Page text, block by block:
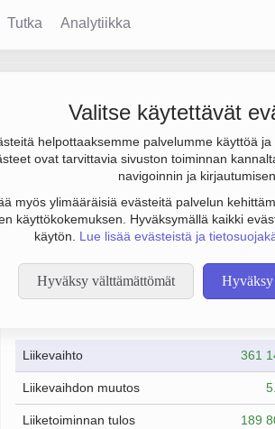
Tutka Analytiikka
Valitse käytettävät
helpottaaksemme palvelumme käyttöä
ovat tarvittavia sivuston toiminnan
navigoinnin ja kirjautumisen.
myös ylimääräisiä evästeitä palvelun
käyttökokemuksen. Hyväksymällä kaikki
käytön. Lue lisää evästeistä ja
Hyväksy välttämättömät Hyväksy
€ ja henkilöstömäärä 0. Sen
(OY).
Taloustiedot
Liikevaihto 361
Liikevaihdon muutos
Liiketoiminnan tulos 189